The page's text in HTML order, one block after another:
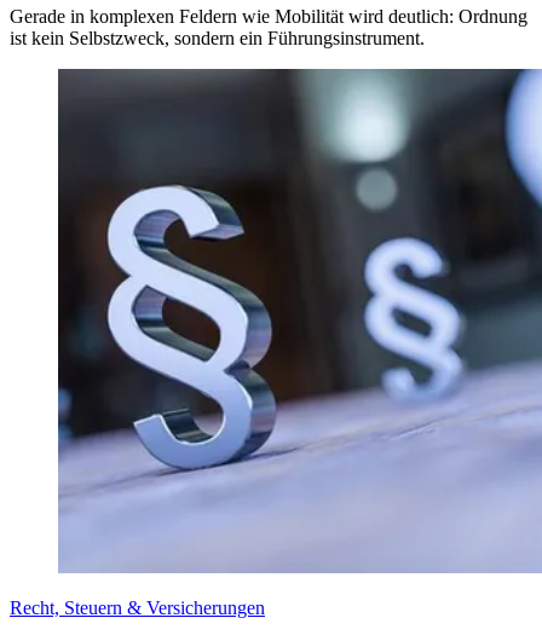
Gerade in komplexen Feldern wie Mobilität wird deutlich: Ordnung
ist kein Selbstzweck, sondern ein Führungsinstrument.
Recht, Steuern & Versicherungen